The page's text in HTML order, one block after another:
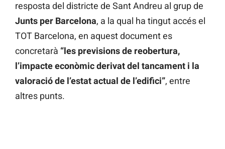
resposta del districte de Sant Andreu al grup de
Junts per Barcelona, a la qual ha tingut accés el
TOT Barcelona, en aquest document es
concretarà “les previsions de reobertura,
l’impacte econòmic derivat del tancament i la
valoració de l’estat actual de l’edifici”, entre
altres punts.